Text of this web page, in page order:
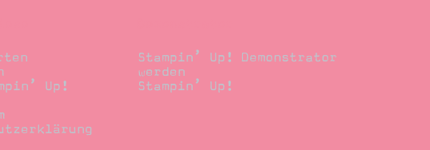
Up!
Stampin’ Up! Demonstrator
werden
Stampin’ Up!